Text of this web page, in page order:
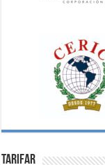
Tarifar